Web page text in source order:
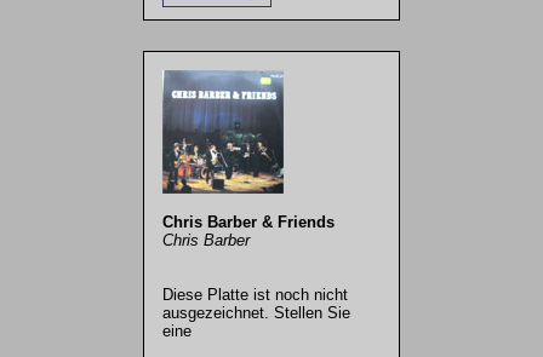
Chris Barber & Friends
Chris Barber
Diese Platte ist noch nicht
ausgezeichnet. Stellen Sie
eine